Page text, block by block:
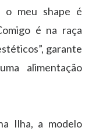
o meu shape é
é na raça
garante
alimentação
Ilha, a modelo